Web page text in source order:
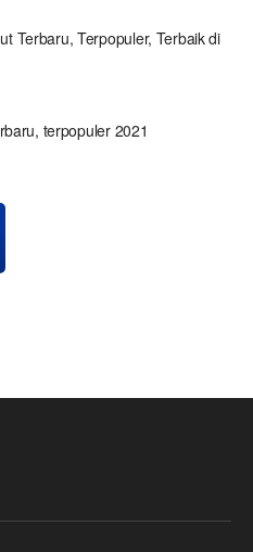
Terbaru, Terpopuler, Terbaik di
terpopuler 2021